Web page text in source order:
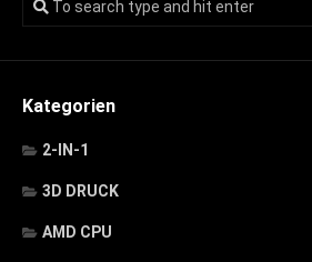
Kategorien
2-IN-1
3D DRUCK
AMD CPU